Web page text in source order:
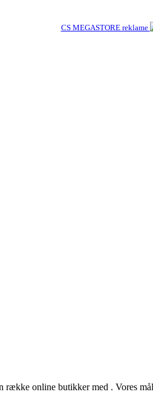
CS MEGASTORE reklame
online butikker med . Vores